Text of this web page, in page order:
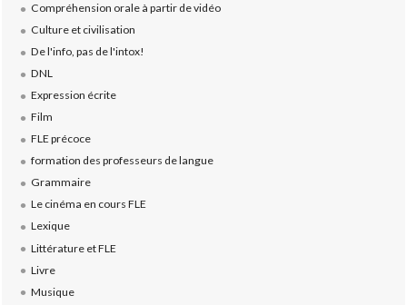
Compréhension orale à partir de vidéo
Culture et civilisation
De l'info, pas de l'intox!
DNL
Expression écrite
Film
FLE précoce
formation des professeurs de langue
Grammaire
Le cinéma en cours FLE
Lexique
Littérature et FLE
Livre
Musique